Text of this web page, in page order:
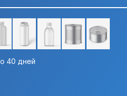
на почту:
40 дней